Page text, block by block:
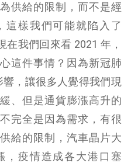
供給的限制，而不是經
這樣我們可能就陷入了
在我們回來看 2021 年，
這件事情？因為新冠肺
，讓很多人覺得我們現
、但是通貨膨漲高升的
完全是因為需求，有很
給的限制，汽車晶片大
，疫情造成各大港口塞